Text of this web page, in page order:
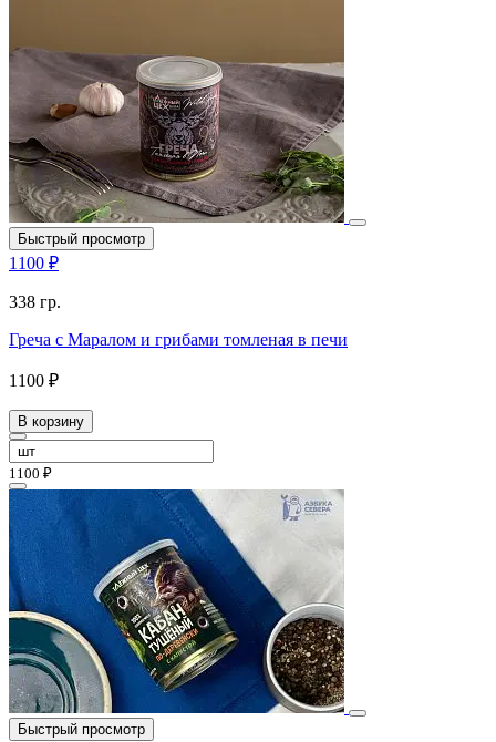
Быстрый просмотр
1100 ₽
338 гр.
Греча с Маралом и грибами томленая в печи
1100 ₽
В корзину
1100 ₽
Быстрый просмотр